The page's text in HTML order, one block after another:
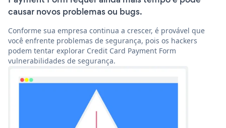
causar novos problemas ou bugs.
Conforme sua empresa continua a crescer, é provável que
você enfrente problemas de segurança, pois os hackers
podem tentar explorar Credit Card Payment Form
vulnerabilidades de segurança.